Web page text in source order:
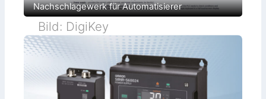
Nachschlagewerk für Automatisierer
Bild: DigiKey